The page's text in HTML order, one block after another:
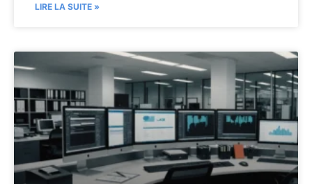
LIRE LA SUITE »